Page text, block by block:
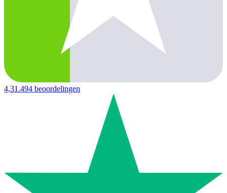
4,31.494 beoordelingen